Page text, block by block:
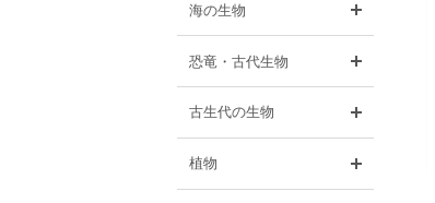
海の生物
恐竜・古代生物
古生代の生物
植物